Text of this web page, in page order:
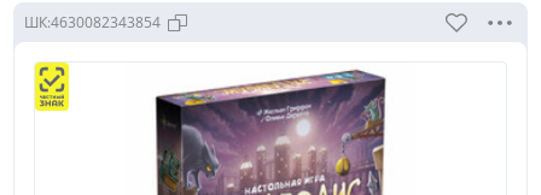
ШК:4630082343854